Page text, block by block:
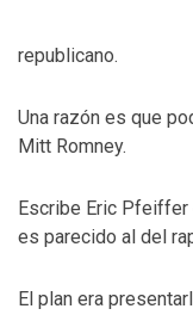
republicano.
Una razón es que
Mitt Romney.
Escribe Eric Pfeiffer
es parecido al del
El plan era